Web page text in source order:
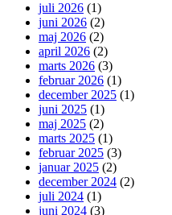
juli 2026 (1)
juni 2026 (2)
maj 2026 (2)
april 2026 (2)
marts 2026 (3)
februar 2026 (1)
december 2025 (1)
juni 2025 (1)
maj 2025 (2)
marts 2025 (1)
februar 2025 (3)
januar 2025 (2)
december 2024 (2)
juli 2024 (1)
juni 2024 (3)